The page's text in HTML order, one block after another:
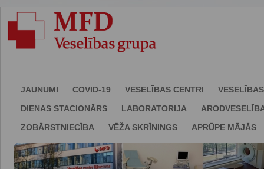
JAUNUMI COVID-19 VESELĪBAS CENTRI
DIENAS STACIONĀRS
LABORATORIJA
ZOBĀRSTNIECĪBA
VĒŽA SKRĪNINGS APRŪPE MĀJĀS